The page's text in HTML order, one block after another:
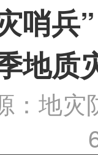
哨兵
地质
：地灾